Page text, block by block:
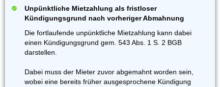
Unpünktliche Mietzahlung als fristloser
Kündigungsgrund nach vorheriger Abmahnung
Die fortlaufende unpünktliche Mietzahlung kann dabei
einen Kündigungsgrund gem. 543 Abs. 1 S. 2 BGB
darstellen.
Dabei muss der Mieter zuvor abgemahnt worden sein,
wobei eine bereits früher ausgesprochene Kündigung